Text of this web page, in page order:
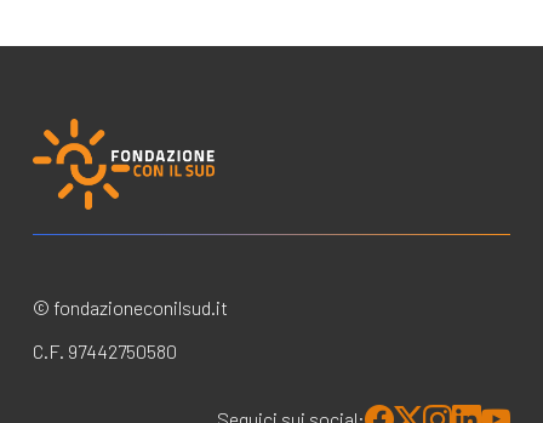
© fondazioneconilsud.it
C.F. 97442750580